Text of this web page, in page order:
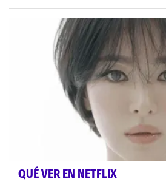
QUÉ VER EN NETFLIX